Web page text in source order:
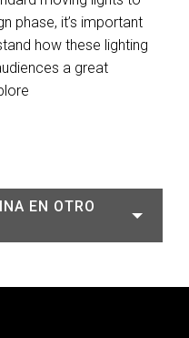
phase, it’s important
how these lighting
a great
EN OTRO